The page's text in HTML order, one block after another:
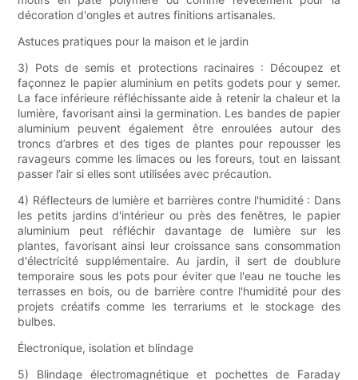
décoration d'ongles et autres finitions artisanales.
Astuces pratiques pour la maison et le jardin
3) Pots de semis et protections racinaires : Découpez et
façonnez le papier aluminium en petits godets pour y semer.
La face inférieure réfléchissante aide à retenir la chaleur et la
lumière, favorisant ainsi la germination. Les bandes de papier
aluminium peuvent également être enroulées autour des
troncs d’arbres et des tiges de plantes pour repousser les
ravageurs comme les limaces ou les foreurs, tout en laissant
passer l’air si elles sont utilisées avec précaution.
4) Réflecteurs de lumière et barrières contre l'humidité : Dans
les petits jardins d'intérieur ou près des fenêtres, le papier
aluminium peut réfléchir davantage de lumière sur les
plantes, favorisant ainsi leur croissance sans consommation
d'électricité supplémentaire. Au jardin, il sert de doublure
temporaire sous les pots pour éviter que l'eau ne touche les
terrasses en bois, ou de barrière contre l'humidité pour des
projets créatifs comme les terrariums et le stockage des
bulbes.
Électronique, isolation et blindage
5) Blindage électromagnétique et pochettes de Faraday